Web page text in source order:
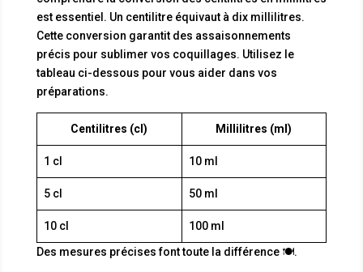
est essentiel. Un centilitre équivaut à dix millilitres.
Cette conversion garantit des assaisonnements
précis pour sublimer vos coquillages. Utilisez le
tableau ci-dessous pour vous aider dans vos
préparations.
Centilitres (cl) Millilitres (ml)
1 cl 10 ml
5 cl 50 ml
10 cl
100 ml
Des mesures précises font toute la différence 🍽️.